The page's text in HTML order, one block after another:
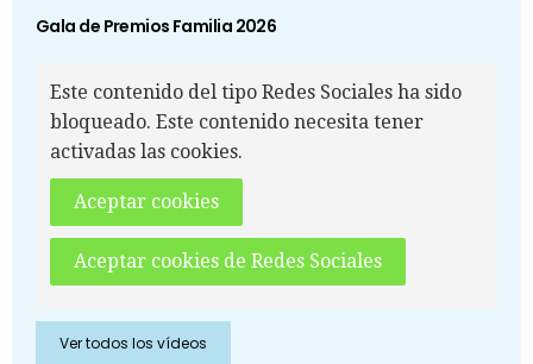
Gala de Premios Familia 2026
Este contenido del tipo Redes Sociales ha sido
bloqueado. Este contenido necesita tener
activadas las cookies.
Aceptar cookies
Aceptar cookies de Redes Sociales
Ver todos los vídeos